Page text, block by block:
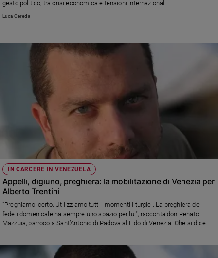
gesto politico, tra crisi economica e tensioni internazionali
Luca Cereda
IN CARCERE IN VENEZUELA
Appelli, digiuno, preghiera: la mobilitazione di Venezia per
Alberto Trentini
"Preghiamo, certo. Utilizziamo tutti i momenti liturgici. La preghiera dei
fedeli domenicale ha sempre uno spazio per lui", racconta don Renato
Mazzuia, parroco a Sant’Antonio di Padova al Lido di Venezia. Che si dice
relazioni: il governo, la Ong, la pressione mediatica"